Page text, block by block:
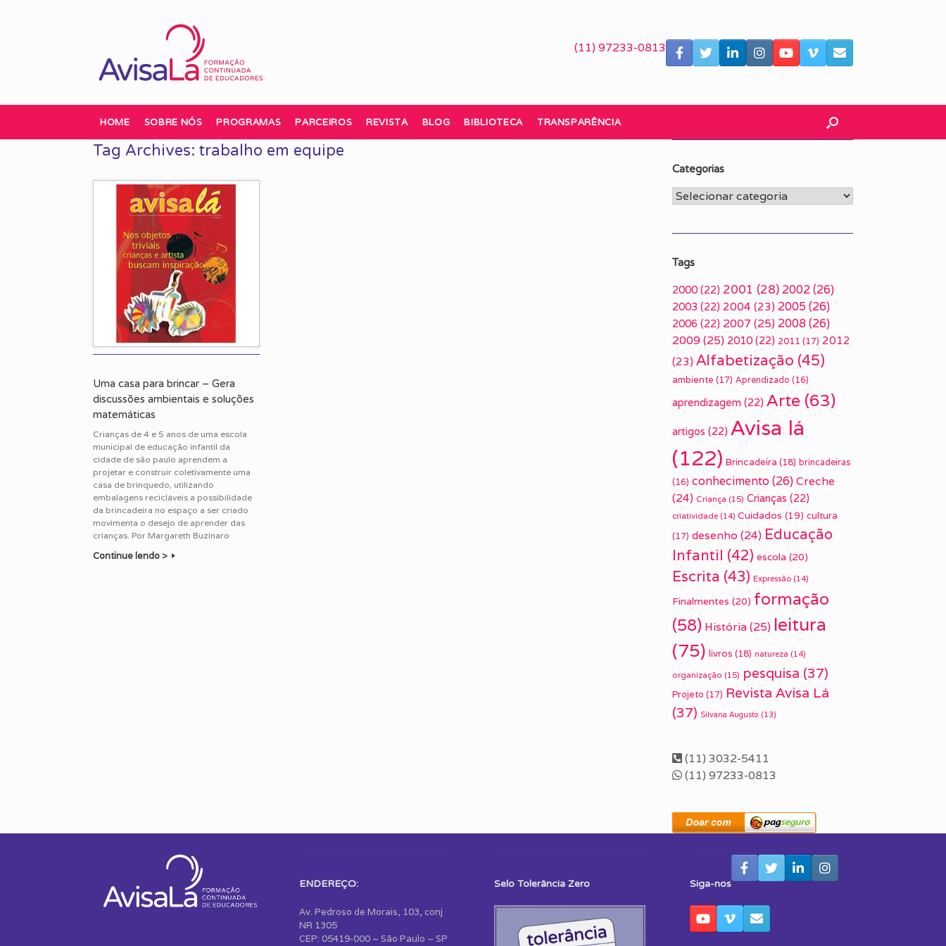
(11) 97233-0813
HOME SOBRE NÓS PROGRAMAS PARCEIROS REVISTA BLOG BIBLIOTECA TRANSPARÊNCIA
Tag Archives: trabalho em equipe
Uma casa para brincar – Gera
discussões ambientais e soluções
matemáticas
Crianças de 4 e 5 anos de uma escola
municipal de educação infantil da
cidade de são paulo aprendem a
projetar e construir coletivamente uma
casa de brinquedo, utilizando
embalagens recicláveis a possibilidade
da brincadeira no espaço a ser criado
movimenta o desejo de aprender das
crianças. Por Margareth Buzinaro
Continue lendo >
Categorias
Categorias
Tags
2000 (22) 2001 (28) 2002(26)
2003 (22) 2004 (23) 2005 (26)
2006 (22) 2007 (25) 2008(26)
2009(25) 2010 (22) 2011 (17) 2012
(23) Alfabetização (45)
ambiente (17) Aprendizado (16)
aprendizagem (22) Arte (63)
artigos (22) Avisa lá
(122) Brincadeira (18) brincadeiras
(16) conhecimento(26) Creche
(24) Criança (15) Crianças (22)
criatividade (14) Cuidados (19) cultura
(17) desenho (24) Educação
Infantil (42) escola (20)
Escrita (43) Expressão (14)
Finalmentes (20) formação
(58) História(25) leitura
(75) livros (18) natureza (14)
organização (15) pesquisa (37)
Projeto (17) Revista Avisa Lá
(37) Silvana Augusto (13)
(11) 3032-5411
(11) 97233-0813
ENDEREÇO:
Av. Pedroso de Morais, 103, conj
NR 1305
CEP: 05419-000 – São Paulo – SP
Selo Tolerância Zero Siga-nos